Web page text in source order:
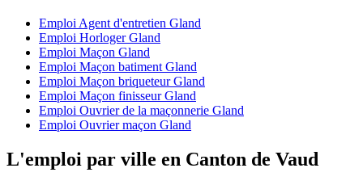
Emploi Agent d'entretien Gland
Emploi Horloger Gland
Emploi Maçon Gland
Emploi Maçon batiment Gland
Emploi Maçon briqueteur Gland
Emploi Maçon finisseur Gland
Emploi Ouvrier de la maçonnerie Gland
Emploi Ouvrier maçon Gland
L'emploi par ville en Canton de Vaud